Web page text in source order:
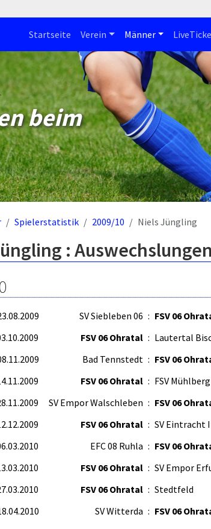
Startseite Verein Männer
beim
Spielerstatistik 2009/10 Niels Jüngling
:
SV Siebleben 06 : FSV 06
FSV 06 Ohratal : Lautertal
Bad Tennstedt : FSV 06
FSV 06 Ohratal : FSV Mühlberg
SV Empor Walschleben : FSV 06
FSV 06 Ohratal : SV Eintracht
EFC 08 Ruhla : FSV 06
FSV 06 Ohratal : SV Empor
FSV 06 Ohratal : Stedtfeld
SV Witterda : FSV 06